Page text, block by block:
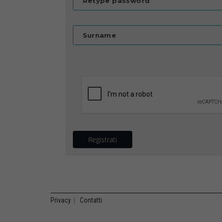
Surname
Registrati
Privacy Contatti